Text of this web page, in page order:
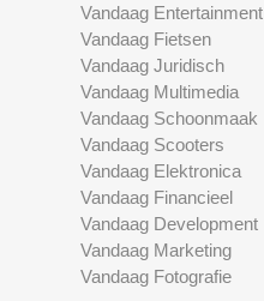
Vandaag Entertainment
Vandaag Fietsen
Vandaag Juridisch
Vandaag Multimedia
Vandaag Schoonmaak
Vandaag Scooters
Vandaag Elektronica
Vandaag Financieel
Vandaag Development
Vandaag Marketing
Vandaag Fotografie